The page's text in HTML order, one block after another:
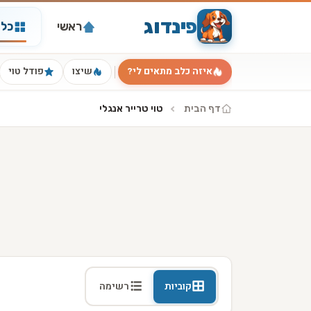
פינדוג ראשי
איזה כלב מתאים לי? שיצו פודל טוי
דף הבית טוי טרייר אנגלי
קוביות רשימה